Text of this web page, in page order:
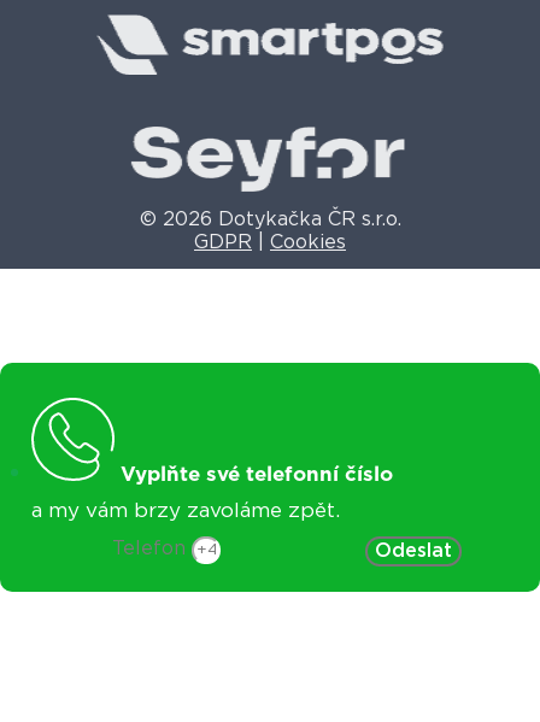
© 2026 Dotykačka ČR s.r.o.
GDPR
Cookies
Vyplňte své telefonní číslo
a my vám brzy zavoláme zpět.
Telefon Odeslat